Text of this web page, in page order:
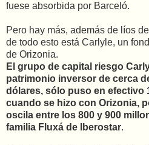
fuese absorbida por Barceló.
Pero hay más, además de líos
de todo esto está Carlyle, un
de Orizonia.
El grupo de capital riesgo
patrimonio inversor de cerca
dólares, sólo puso en efectivo
cuando se hizo con Orizonia,
oscila entre los 800 y 900
familia Fluxá de Iberostar.